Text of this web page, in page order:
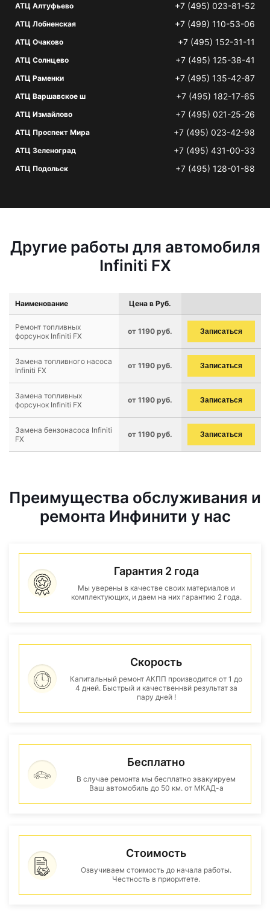
АТЦ Алтуфьево +7 (495) 023-81-52
АТЦ Лобненская +7 (499) 110-53-06
АТЦ Очаково +7 (495) 152-31-11
АТЦ Солнцево +7 (495) 125-38-41
АТЦ Раменки +7 (495) 135-42-87
АТЦ Варшавское ш +7 (495) 182-17-65
АТЦ Измайлово +7 (495) 021-25-26
АТЦ Проспект Мира +7 (495) 023-42-98
АТЦ Зеленоград +7 (495) 431-00-33
АТЦ Подольск +7 (495) 128-01-88
Другие работы для автомобиля
Infiniti FX
Наименование Цена в Руб.
Ремонт топливных
форсунок Infiniti FX
от 1190 руб. Записаться
Замена топливного насоса
Infiniti FX
от 1190 руб. Записаться
Замена топливных
форсунок Infiniti FX
от 1190 руб. Записаться
Замена бензонасоса Infiniti
FX
от 1190 руб. Записаться
Преимущества обслуживания и
ремонта Инфинити у нас
Гарантия 2 года
Мы уверены в качестве своих материалов и
комплектующих, и даем на них гарантию 2 года.
Скорость
Капитальный ремонт АКПП производится от 1 до
4 дней. Быстрый и качественнвй результат за
пару дней !
Бесплатно
В случае ремонта мы бесплатно эвакуируем
Ваш автомобиль до 50 км. от МКАД-а
Стоимость
Озвучиваем стоимость до начала работы.
Честность в приоритете.